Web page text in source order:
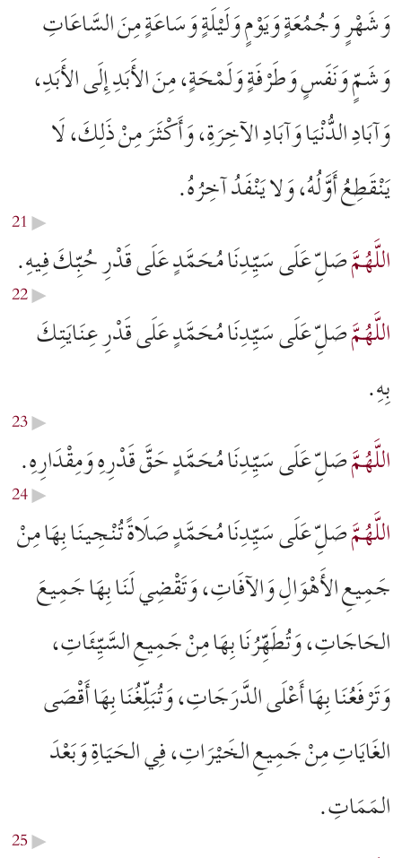
وَشَهْرٍ وَجُمُعَةٍ وَيَوْمٍ وَلَيْلَةٍ وَسَاعَةٍ مِنَ السَّاعَاتِ
وَشَمٍّ وَنَفَسٍ وَطَرْفَةٍ وَلَمْحَةٍ، مِنَ الأَبَدِ إِلَى الأَبَدِ،
وَآبَادِ الدُّنْيَا وَآبَادِ الآخِرَةِ، وَأَكْثَرَ مِنْ ذَلِكَ، لَا
يَنْقَطِعُ أَوَّلُهُ، وَلا يَنْفَدُ آخِرُهُ.
21▶︎
اللَّهُمَّصَلِّ عَلَى سَيِّدِنَا مُحَمَّدٍ عَلَى قَدْرِ حُبِّكَ فِيهِ.
22▶︎
اللَّهُمَّصَلِّ عَلَى سَيِّدِنَا مُحَمَّدٍ عَلَى قَدْرِ عِنَايَتِكَ
بِهِ.
23▶︎
اللَّهُمَّصَلِّ عَلَى سَيِّدِنَا مُحَمَّدٍ حَقَّ قَدْرِهِ وَمِقْدَارِهِ.
24▶︎
اللَّهُمَّصَلِّ عَلَى سَيِّدِنَا مُحَمَّدٍ صَلَاةً تُنْجِينَا بِهَا مِنْ
جَمِيعِ الأَهْوَالِ وَالآفَاتِ، وَتَقْضِي لَنَا بِهَا جَمِيعَ
الحَاجَاتِ، وَتُطَهِّرُنَا بِهَا مِنْ جَمِيعِ السَّيِّئَاتِ،
وَتَرْفَعُنَا بِهَا أَعْلَى الدَّرَجَاتِ، وَتُبَلِّغُنَا بِهَا أَقْصَى
الغَايَاتِ مِنْ جَمِيعِ الخَيْرَاتِ، فِي الحَيَاةِ وَبَعْدَ
المَمَاتِ.
25▶︎